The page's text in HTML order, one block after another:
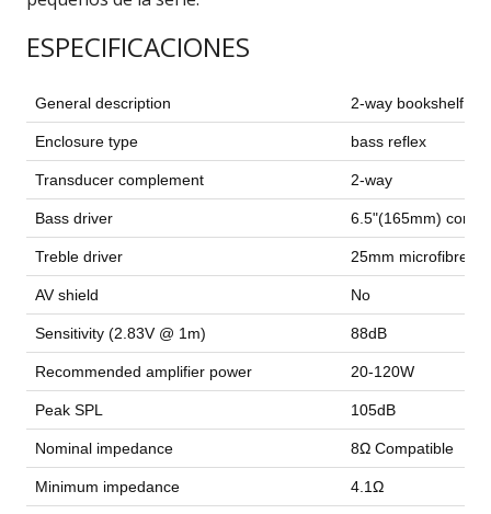
ESPECIFICACIONES
General description 2-way bookshelf
Enclosure type bass reflex
Transducer complement 2-way
Bass driver 6.5"(165mm)
Treble driver 25mm microfibre
AV shield No
Sensitivity (2.83V @ 1m) 88dB
Recommended amplifier power 20-120W
Peak SPL 105dB
Nominal impedance 8Ω Compatible
Minimum impedance 4.1Ω